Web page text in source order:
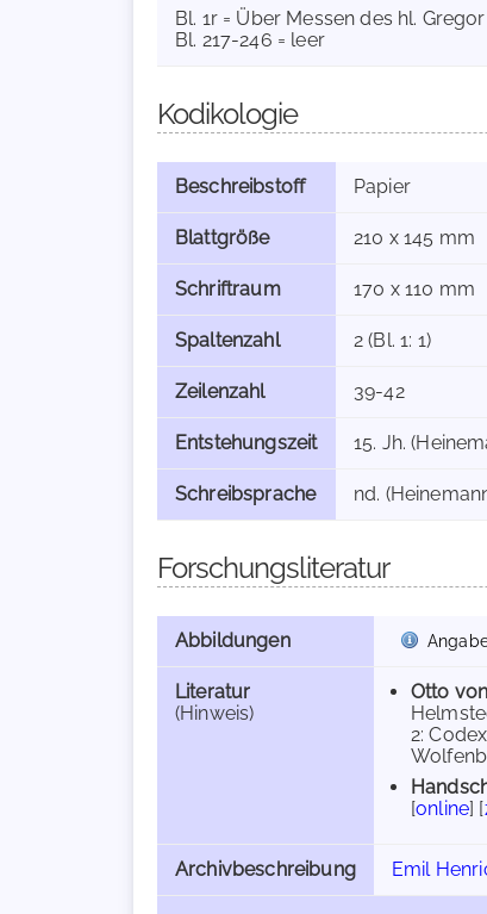
Bl. 1r = Über Messen des hl. Gregor
Bl. 217-246 = leer
Kodikologie
Beschreibstoff Papier
Blattgröße 210 x 145 mm
Schriftraum 170 x 110 mm
Spaltenzahl 2 (Bl. 1: 1)
Zeilenzahl 39-42
Entstehungszeit 15. Jh.
Schreibsprache nd.
Forschungsliteratur
Abbildungen
Literatur
(Hinweis)
Otto
2:
[online] [
Archivbeschreibung Emil